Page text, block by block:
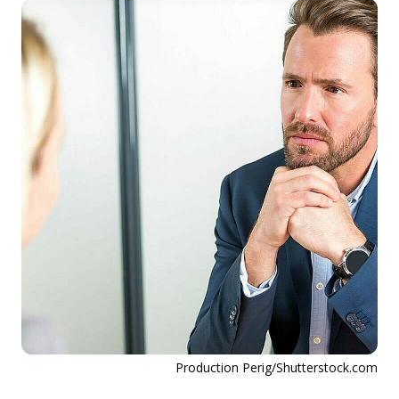
Production Perig/Shutterstock.com